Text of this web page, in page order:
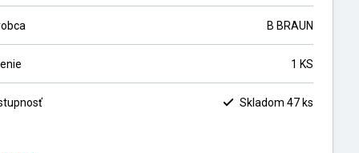
B BRAUN
1 KS
Skladom 47 ks